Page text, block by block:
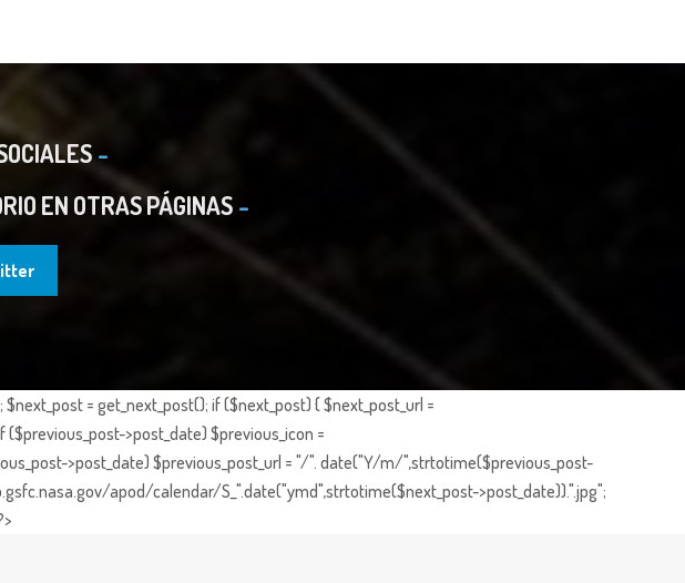
EN OTRAS PÁGINAS
= get_next_post(); if ($next_post) { $next_post_url =
>post_date) $previous_icon =
>post_date) $previous_post_url = "/". date("Y/m/",strtotime($previous_post-
apod/calendar/S_".date("ymd",strtotime($next_post->post_date)).".jpg";